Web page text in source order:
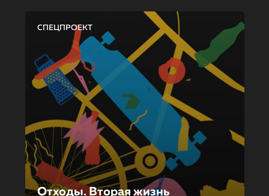
СПЕЦПРОЕКТ
Отходы. Вторая жизнь